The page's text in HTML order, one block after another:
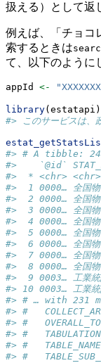
扱える）として返
例えば、「チョコ
索するときは
て、以下のように
appId <-
library(estatapi)
#> このサービスは、
#> # A tibble:
#>    `@id`
#>  * <chr>
#>  1 0000… 全国
#>  2 0000… 全国
#>  3 0000… 全国
#>  4 0000… 全国
#>  5 0000… 全国
#>  6 0000… 全国
#>  7 0000… 全国
#>  8 0000… 全国
#>  9 0003… 工業統
#> 10 0003… 工業
#> # … with 231
#> #
#> #
#> #
#> #
#> #